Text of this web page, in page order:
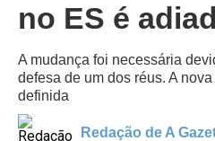
no ES é
A mudança foi necessária
defesa de um dos réus. A
definida
Redação de A